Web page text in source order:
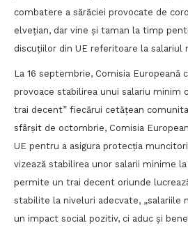
combatere a sărăciei provocate de
elvețian, dar vine și taman la timp
discuțiilor din UE referitoare la salariul
La 16 septembrie, Comisia Europeană
provoace stabilirea unui salariu minim
trai decent” fiecărui cetățean
sfârșit de octombrie, Comisia
UE pentru a asigura protecția
vizează stabilirea unor salarii minime
permite un trai decent oriunde
stabilite la niveluri adecvate, „salariile
un impact social pozitiv, ci aduc și